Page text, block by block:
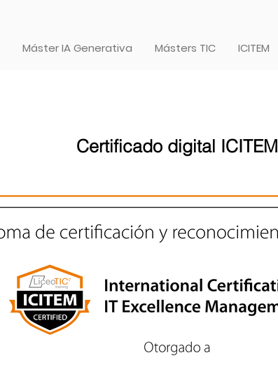
Máster IA Generativa Másters TIC ICITEM
Certificado digital ICITEM